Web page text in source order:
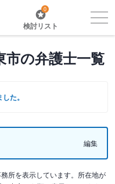
0
検討リスト
市の弁護士一覧
た。
編集
所を表示しています。所在地が